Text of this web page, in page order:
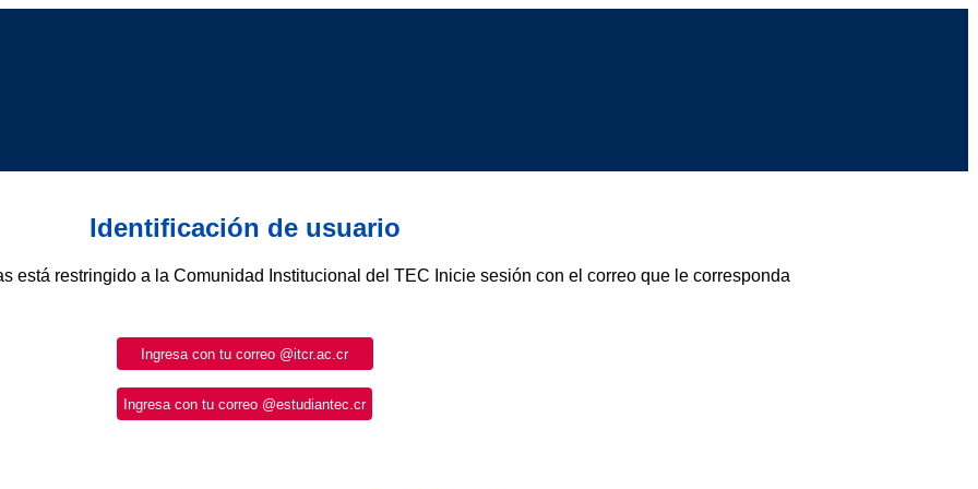
Identificación de usuario
está restringido a la Comunidad Institucional del TEC Inicie sesión con el correo que le corresponda